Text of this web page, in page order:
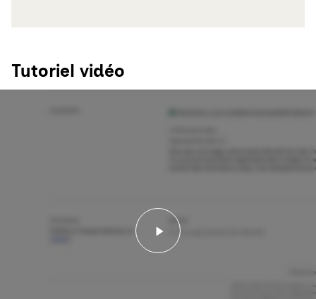
Tutoriel vidéo
Lancer la vidéo -